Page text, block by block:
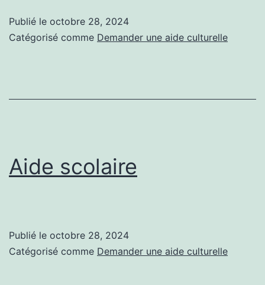
Publié le octobre 28, 2024
Catégorisé comme Demander une aide culturelle
Aide scolaire
Publié le octobre 28, 2024
Catégorisé comme Demander une aide culturelle